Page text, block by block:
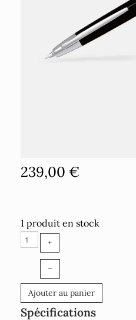
239,00 €
1 produit en stock
+
–
Ajouter au panier
Spécifications